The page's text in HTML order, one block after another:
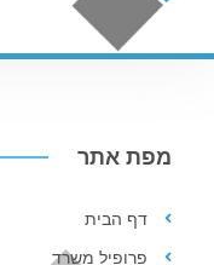
מפת אתר
דף הבית
פרופיל משרד